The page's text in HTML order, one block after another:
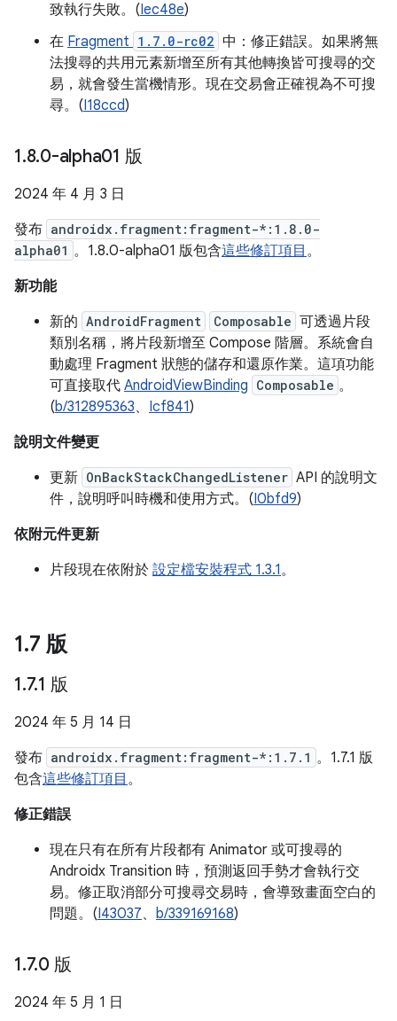
致執行失敗。(Iec48e)
在 Fragment 1.7.0-rc02 中：修正錯誤。如果將無
法搜尋的共用元素新增至所有其他轉換皆可搜尋的交
易，就會發生當機情形。現在交易會正確視為不可搜
尋。(I18ccd)
1.8.0-alpha01 版
2024 年 4 月 3 日
發布 androidx.fragment:fragment-*:1.8.0-
alpha01 。1.8.0-alpha01 版包含這些修訂項目 。
新功能
新的 AndroidFragment Composable 可透過片段
類別名稱，將片段新增至 Compose 階層。系統會自
動處理 Fragment 狀態的儲存和還原作業。這項功能
可直接取代 AndroidViewBinding Composable 。
(b/312895363、 Icf841)
說明文件變更
更新 OnBackStackChangedListener API 的說明文
件，說明呼叫時機和使用方式。(I0bfd9)
依附元件更新
片段現在依附於 設定檔安裝程式 1.3.1。
1.7 版
1.7.1 版
2024 年 5 月 14 日
發布 androidx.fragment:fragment-*:1.7.1 。1.7.1 版
包含這些修訂項目 。
修正錯誤
現在只有在所有片段都有 Animator 或可搜尋的
Androidx Transition 時，預測返回手勢才會執行交
易。修正取消部分可搜尋交易時，會導致畫面空白的
問題。(I43037、 b/339169168)
1.7.0 版
2024 年 5 月 1 日